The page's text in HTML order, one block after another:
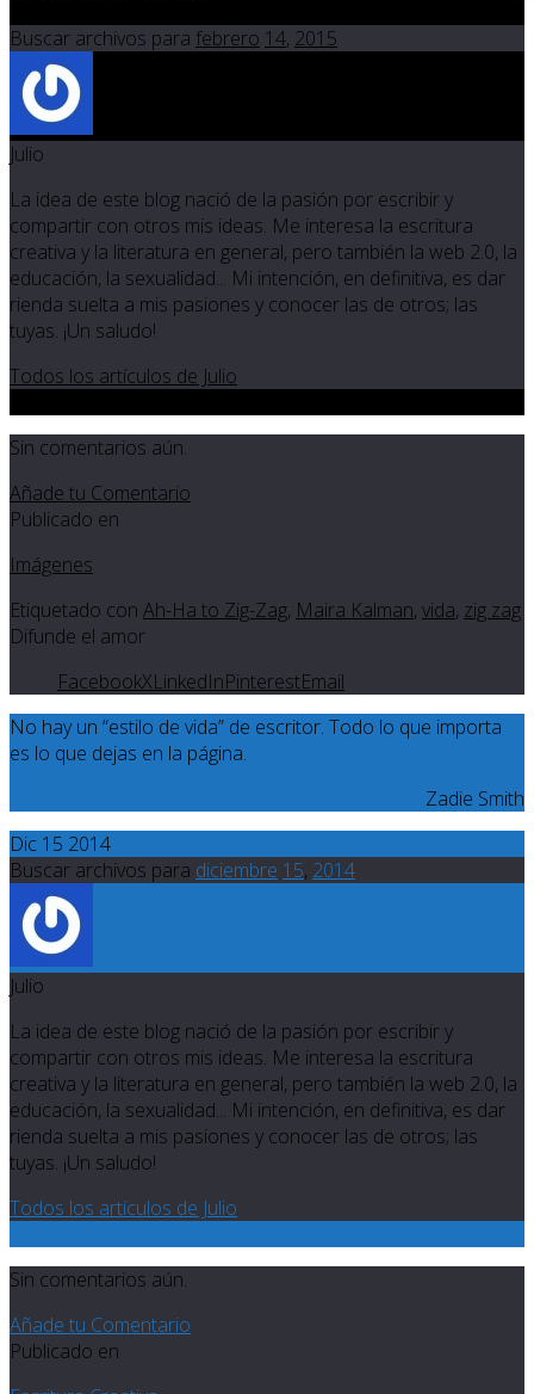
Buscar archivos para febrero 14, 2015
Julio
La idea de este blog nació de la pasión por escribir y
compartir con otros mis ideas. Me interesa la escritura
creativa y la literatura en general, pero también la web 2.0, la
educación, la sexualidad... Mi intención, en definitiva, es dar
rienda suelta a mis pasiones y conocer las de otros; las
tuyas. ¡Un saludo!
Todos los artículos de Julio
Sin comentarios aún.
Añade tu Comentario
Publicado en
Imágenes
Etiquetado con Ah-Ha to Zig-Zag, Maira Kalman, vida, zig zag
Difunde el amor
FacebookXLinkedInPinterestEmail
No hay un “estilo de vida” de escritor. Todo lo que importa
es lo que dejas en la página.
Zadie Smith
Dic 15 2014
Buscar archivos para diciembre 15, 2014
Julio
La idea de este blog nació de la pasión por escribir y
compartir con otros mis ideas. Me interesa la escritura
creativa y la literatura en general, pero también la web 2.0, la
educación, la sexualidad... Mi intención, en definitiva, es dar
rienda suelta a mis pasiones y conocer las de otros; las
tuyas. ¡Un saludo!
Todos los artículos de Julio
Sin comentarios aún.
Añade tu Comentario
Publicado en